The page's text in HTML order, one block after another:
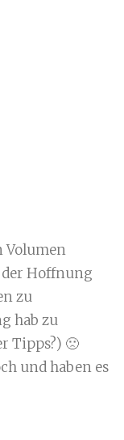
Volumen
Hoffnung
zu
hab zu
Tipps?) 🙁
und haben es